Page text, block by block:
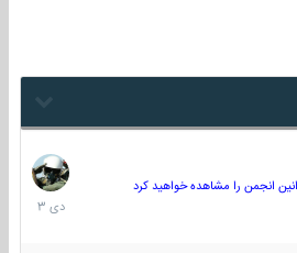
انجمن را مشاهده خواهید کرد
22
دی
1403